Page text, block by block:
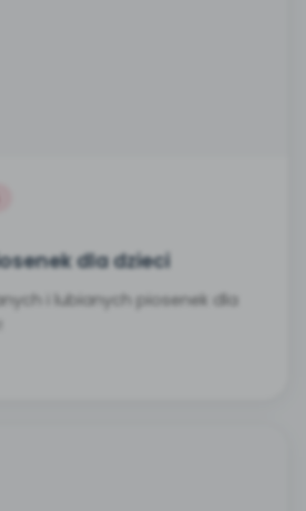
dla dzieci
i lubianych piosenek dla